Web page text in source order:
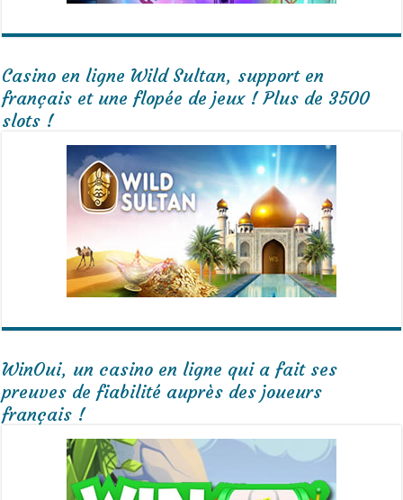
Casino en ligne Wild Sultan, support en
français et une flopée de jeux ! Plus de 3500
slots !
WinOui, un casino en ligne qui a fait ses
preuves de fiabilité auprès des joueurs
français !